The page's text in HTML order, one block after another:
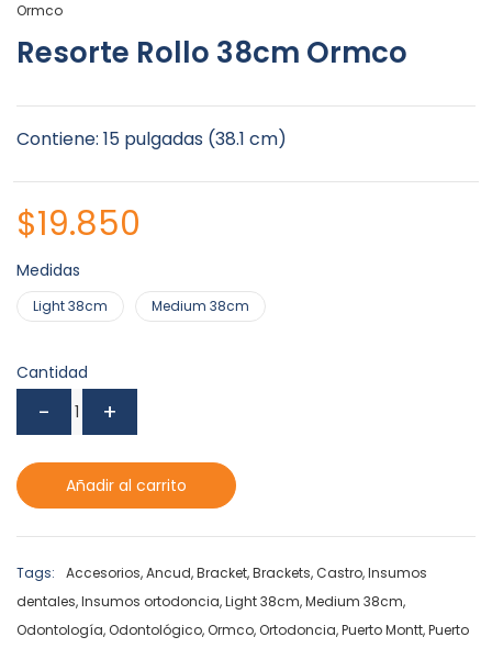
Ormco
Resorte Rollo 38cm Ormco
Contiene: 15 pulgadas (38.1 cm)
$19.850
Medidas
Light 38cm Medium 38cm
Cantidad
Añadir al carrito
Tags: Accesorios,Ancud,Bracket,Brackets,Castro,Insumos
dentales,Insumos ortodoncia,Light 38cm,Medium 38cm,
Odontología,Odontológico,Ormco,Ortodoncia,Puerto Montt,Puerto